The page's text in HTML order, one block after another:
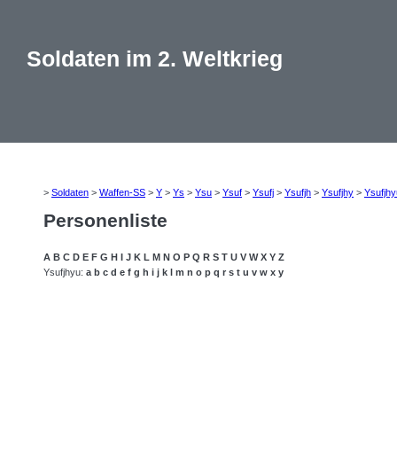
Soldaten im 2. Weltkrieg
> Soldaten > Waffen-SS > Y > Ys > Ysu > Ysuf > Ysufj > Ysufjh > Ysufjhy >
Personenliste
A B C D E F G H I J K L M N O P Q R S T U V W X Y Z
Ysufjhyu: a b c d e f g h i j k l m n o p q r s t u v w x y